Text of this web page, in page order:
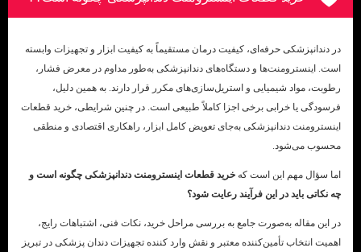
در دندانپزشکی حرفه‌ای، کیفیت درمان مستقیماً به کیفیت ابزار و تجهیزات وابسته
است. اینسترومنت‌ها و دستگاه‌های دندانپزشکی به‌طور مداوم در معرض فشار،
رطوبت، مواد شیمیایی و استریل‌سازی‌های مکرر قرار دارند. به همین دلیل،
فرسودگی یا خرابی برخی اجزا کاملاً طبیعی است. در چنین شرایطی، خرید قطعات
اینسترومنت دندانپزشکی به‌جای تعویض کامل ابزار، راهکاری اقتصادی و منطقی
محسوب می‌شود.
اما سؤال مهم این است که خرید قطعات اینسترومنت دندانپزشکی چگونه است و
چه نکاتی باید در این فرآیند رعایت شود؟
در این مقاله به‌صورت جامع به بررسی مراحل خرید، نکات فنی، اشتباهات رایج،
اهمیت انتخاب تأمین‌کننده معتبر و نقش وارد کننده تجهیزات دندان پزشکی در تبریز